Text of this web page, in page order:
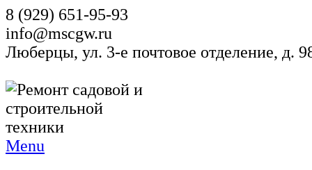
8 (929) 651-95-93
info@mscgw.ru
Люберцы, ул. 3-е почтовое отделение, д.
Menu